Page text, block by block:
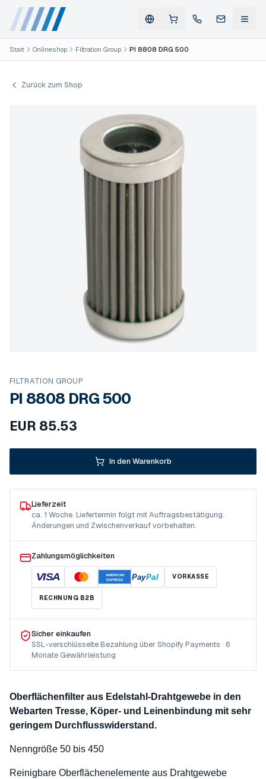
Start Onlineshop Filtration Group PI 8808 DRG 500
Zurück zum Shop
FILTRATION GROUP
PI 8808 DRG 500
EUR 85.53
In den Warenkorb
Lieferzeit
ca. 1 Woche. Liefertermin folgt mit Auftragsbestätigung.
Änderungen und Zwischenverkauf vorbehalten.
Zahlungsmöglichkeiten
VISA
AMERICAN
EXPRESS
PayPal VORKASSE
RECHNUNG B2B
Sicher einkaufen
SSL-verschlüsselte Bezahlung über Shopify Payments · 6
Monate Gewährleistung
Oberflächenfilter aus Edelstahl-Drahtgewebe in den
Webarten Tresse, Köper- und Leinenbindung mit sehr
geringem Durchflusswiderstand.
Nenngröße 50 bis 450
Reinigbare Oberflächenelemente aus Drahtgewebe